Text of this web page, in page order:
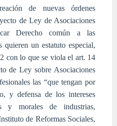
de nuevas órdenes
de Ley de Asociaciones
Derecho común a las
quieren un estatuto especial,
con lo que se viola el art. 14
de Ley sobre Asociaciones
las “que tengan por
y defensa de los intereses
y morales de industrias,
de Reformas Sociales,